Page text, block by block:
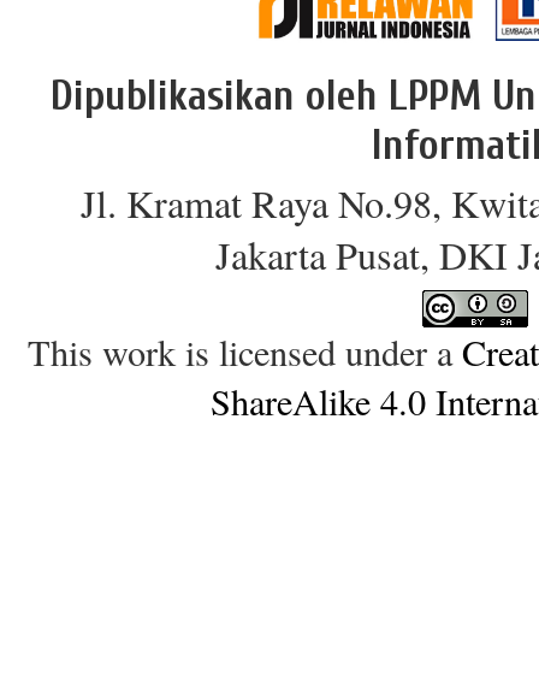
Dipublikasikan oleh LPPM
Jl. Kramat Raya No.98,
Jakarta Pusat, DKI
This work is licensed under a
ShareAlike 4.0